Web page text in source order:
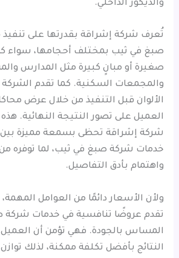
والديكور الداخلي.
تُعرف شركة إشراقة بقدرتها على
صبغ في ثيب بمختلف أحجامها، سواء
صغيرة أو مبانٍ كبيرة مثل المدارس
والمجمعات السكنية. كما تقدم
الألوان قبل التنفيذ من خلال عرض
العميل على تصور النتيجة النهائية.
شركة إشراقة تحظى بسمعة مميزة بين
خدمات شركة صبغ في ثيب، لما توفره من
واهتمام بأدق التفاصيل.
ولأن الأسعار دائمًا من العوامل
تقدم عروضًا تنافسية في خدمات
المساس بالجودة. فهي تؤمن أن
النتائج بأفضل تكلفة ممكنة، لذلك